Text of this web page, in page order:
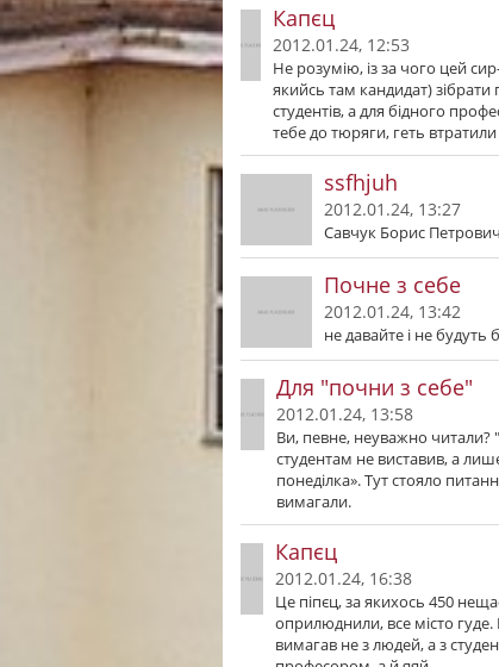
Капєц
2012.01.24, 12:53
Не розумію, із за чого цей
якийсь там кандидат) зібрати
студентів, а для бідного
тебе до тюряги, геть втратили
ssfhjuh
2012.01.24, 13:27
Савчук Борис
Почне з себе
2012.01.24, 13:42
не давайте і не будуть
Для "почни з себе"
2012.01.24, 13:58
Ви, певне, неуважно
студентам не виставив, а
понеділка». Тут стояло
вимагали.
Капєц
2012.01.24, 16:38
Це піпєц, за якихось 450
оприлюднили, все місто
вимагав не з людей, а з